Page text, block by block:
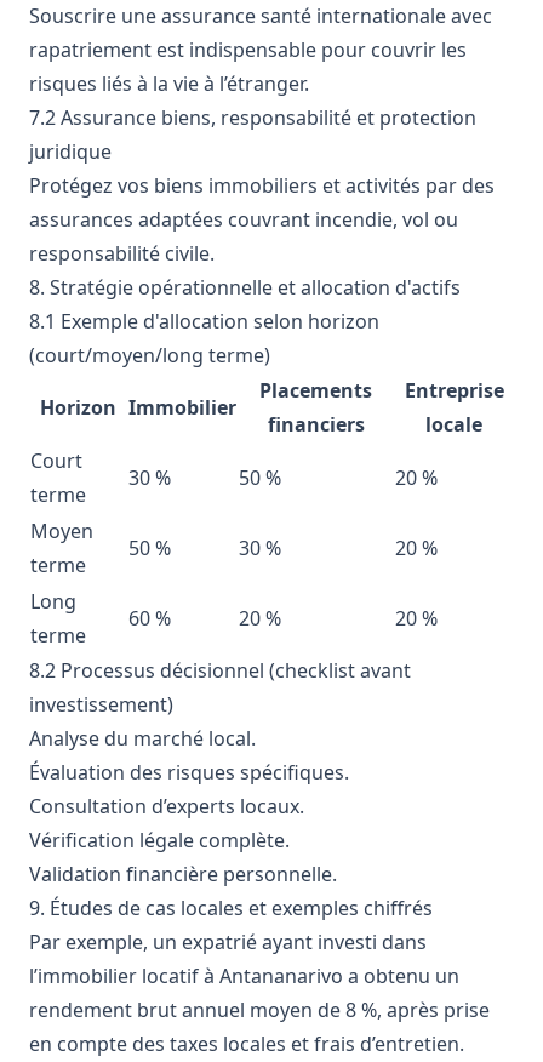
Souscrire une assurance santé internationale avec
rapatriement est indispensable pour couvrir les
risques liés à la vie à l’étranger.
7.2 Assurance biens, responsabilité et protection
juridique
Protégez vos biens immobiliers et activités par des
assurances adaptées couvrant incendie, vol ou
responsabilité civile.
8. Stratégie opérationnelle et allocation d'actifs
8.1 Exemple d'allocation selon horizon
(court/moyen/long terme)
Horizon Immobilier
Placements
financiers
Entreprise
locale
Court
terme
30 % 50 %
20 %
Moyen
terme
50 % 30 %
20 %
Long
terme
60 % 20 %
20 %
8.2 Processus décisionnel (checklist avant
investissement)
Analyse du marché local.
Évaluation des risques spécifiques.
Consultation d’experts locaux.
Vérification légale complète.
Validation financière personnelle.
9. Études de cas locales et exemples chiffrés
Par exemple, un expatrié ayant investi dans
l’immobilier locatif à Antananarivo a obtenu un
rendement brut annuel moyen de 8 %, après prise
en compte des taxes locales et frais d’entretien.